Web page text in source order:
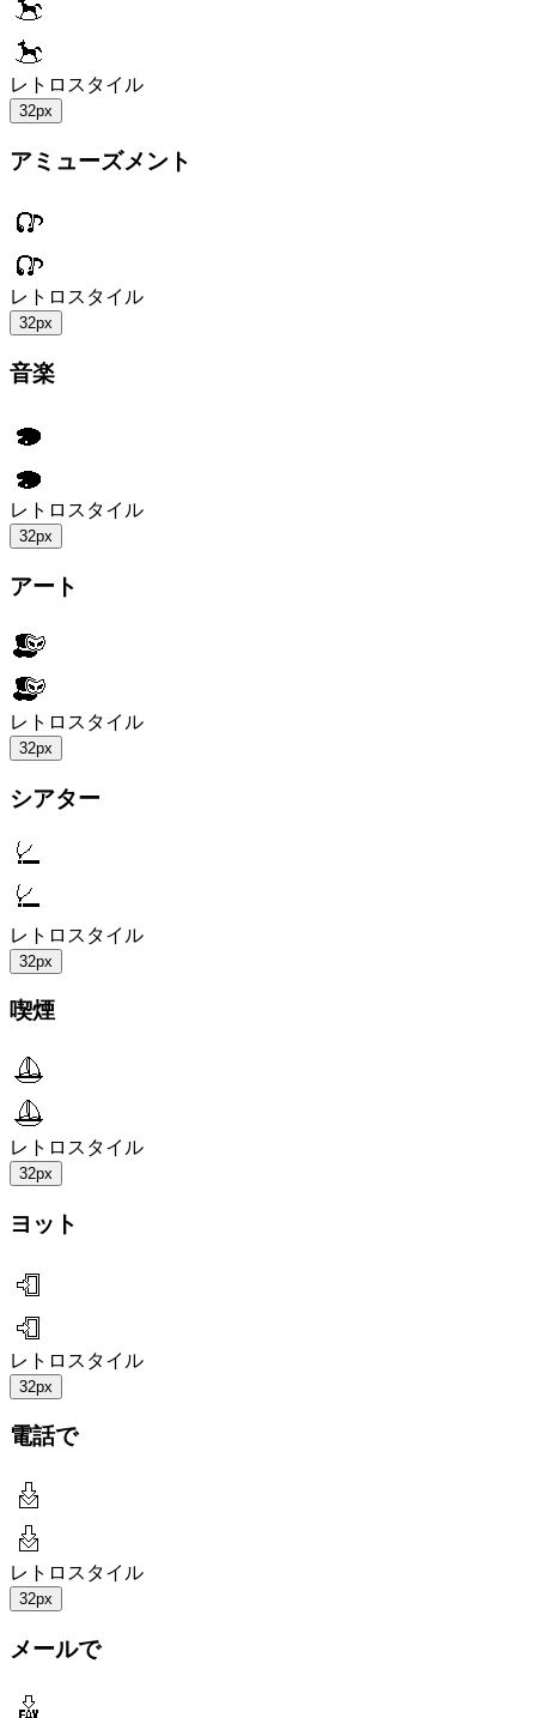
レトロスタイル
32px
アミューズメント
レトロスタイル
32px
音楽
レトロスタイル
32px
アート
レトロスタイル
32px
シアター
レトロスタイル
32px
喫煙
レトロスタイル
32px
ヨット
レトロスタイル
32px
電話で
レトロスタイル
32px
メールで